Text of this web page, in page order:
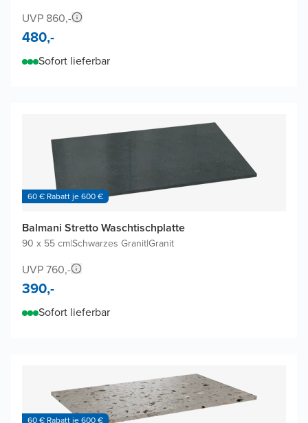
UVP 860,-
480,-
Sofort lieferbar
60 € Rabatt je 600 €
Balmani Stretto Waschtischplatte
90 x 55 cm|Schwarzes Granit|Granit
UVP 760,-
390,-
Sofort lieferbar
60 € Rabatt je 600 €